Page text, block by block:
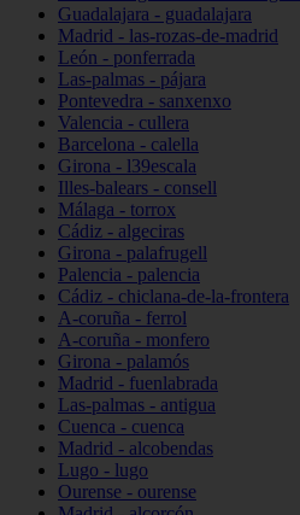
Guadalajara - guadalajara
Madrid - las-rozas-de-madrid
León - ponferrada
Las-palmas - pájara
Pontevedra - sanxenxo
Valencia - cullera
Barcelona - calella
Girona - l39escala
Illes-balears - consell
Málaga - torrox
Cádiz - algeciras
Girona - palafrugell
Palencia - palencia
Cádiz - chiclana-de-la-frontera
A-coruña - ferrol
A-coruña - monfero
Girona - palamós
Madrid - fuenlabrada
Las-palmas - antigua
Cuenca - cuenca
Madrid - alcobendas
Lugo - lugo
Ourense - ourense